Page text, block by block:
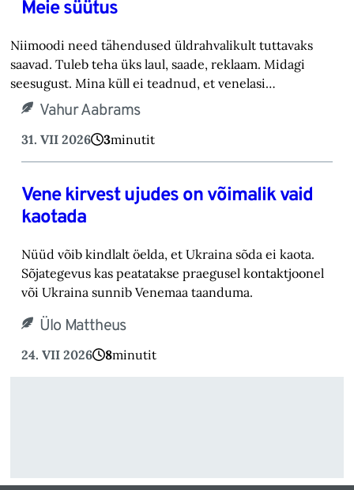
Meie süütus
Niimoodi need tähendused üldrahvalikult tuttavaks
saavad. Tuleb teha üks laul, saade, reklaam. Midagi
seesugust. Mina küll ei teadnud, et venelasi…
Vahur Aabrams
31. VII 2026 3minutit
Vene kirvest ujudes on võimalik vaid
kaotada
Nüüd võib kindlalt öelda, et Ukraina sõda ei kaota.
Sõjategevus kas peatatakse praegusel kontaktjoonel
või Ukraina sunnib Venemaa taanduma.
Ülo Mattheus
24. VII 2026 8minutit